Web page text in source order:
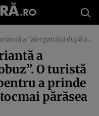
aruncat în ocean pentru a prinde un transatlantic care tocmai părăsea portul – VIDEO
a
O turistă
a prinde
părăsea